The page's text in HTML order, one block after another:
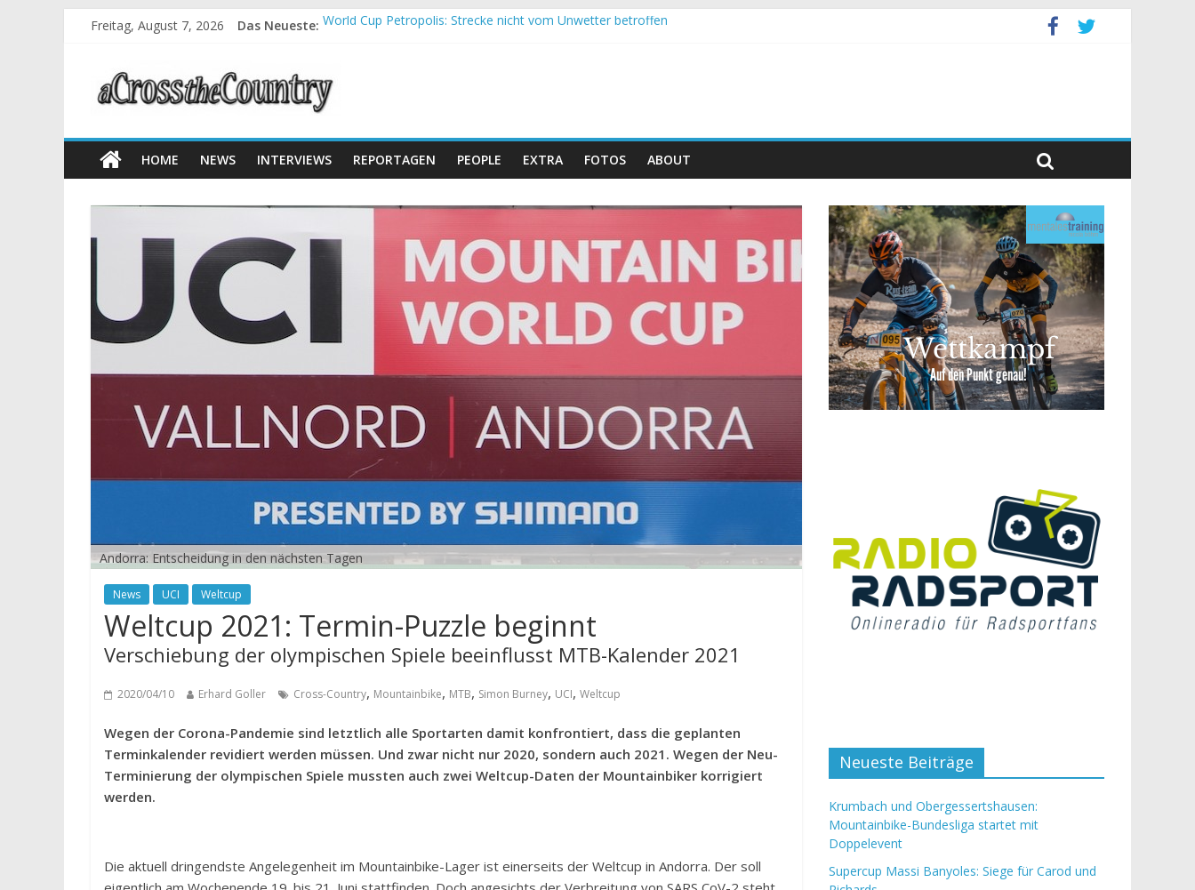
Freitag, August 7, 2026 Das Neueste: World Cup Petropolis: Strecke nicht vom Unwetter betroffen
Halbzeit beim Andalucia Bike Race: Weltmeister Seewald führt
Chelva: Schweizer Doppelsieg beim ersten XCO-Rennen der Saison
HOME NEWS INTERVIEWS REPORTAGEN PEOPLE EXTRA FOTOS ABOUT
Andorra: Entscheidung in den nächsten Tagen
News UCI Weltcup
Weltcup 2021: Termin-Puzzle beginnt
Verschiebung der olympischen Spiele beeinflusst MTB-Kalender 2021
2020/04/10 Erhard Goller Cross-Country, Mountainbike, MTB, Simon Burney, UCI, Weltcup
Wegen der Corona-Pandemie sind letztlich alle Sportarten damit konfrontiert, dass die geplanten
Terminkalender revidiert werden müssen. Und zwar nicht nur 2020, sondern auch 2021. Wegen der Neu-
Terminierung der olympischen Spiele mussten auch zwei Weltcup-Daten der Mountainbiker korrigiert
werden.
Die aktuell dringendste Angelegenheit im Mountainbike-Lager ist einerseits der Weltcup in Andorra. Der soll
Neueste Beiträge
Krumbach und Obergessertshausen:
Mountainbike-Bundesliga startet mit
Doppelevent
Supercup Massi Banyoles: Siege für Carod und